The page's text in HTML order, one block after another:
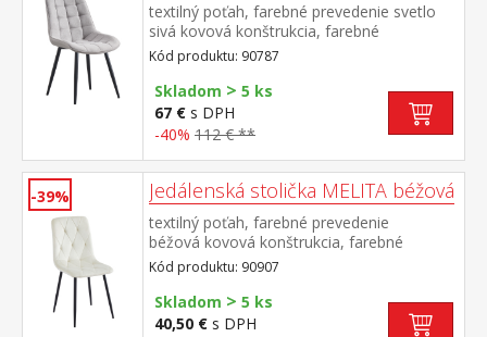
textilný poťah, farebné prevedenie svetlo
sivá kovová konštrukcia, farebné
prevedenie čierna výška sedu 49
cm odporúčaná nosnosť do 130 kg
Kód produktu: 90787
Skladom > 5 ks
67 € s DPH
-40% 112 € **
-39% Jedálenská stolička MELITA béžová
textilný poťah, farebné prevedenie
béžová kovová konštrukcia, farebné
prevedenie čierna výška sedu 50
cm odporúčaná nosnosť do 120 kg
Kód produktu: 90907
Skladom > 5 ks
40,50 € s DPH